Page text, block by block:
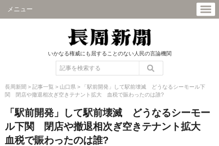
メニュー
いかなる権威にも屈することのない人民の言論機関
長周新聞 > 記事一覧 > 山口県 >
「駅前開発」して駅前壊滅 どうなるシーモール下
関 閉店や撤退相次ぎ空きテナント拡大 血税で賑わったのは誰?
「駅前開発」して駅前壊滅 どうなるシーモー
ル下関 閉店や撤退相次ぎ空きテナント拡大
血税で賑わったのは誰?